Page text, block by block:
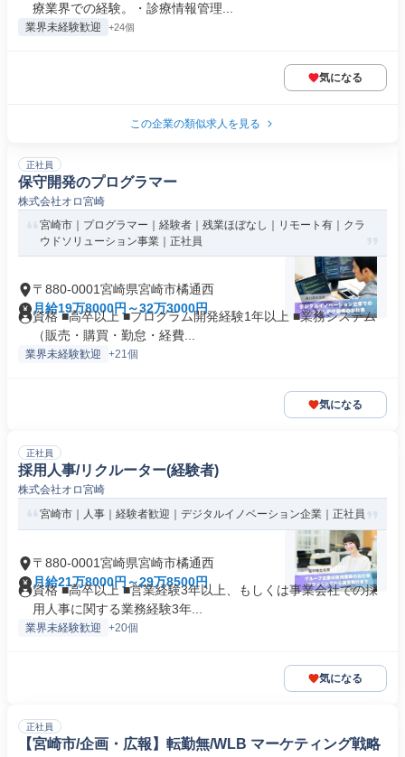
療業界での経験。・診療情報管理...
業界未経験歓迎 +24個
気になる
この企業の類似求人を見る
正社員
保守開発のプログラマー
株式会社オロ宮崎
宮崎市｜プログラマー｜経験者｜残業ほぼなし｜リモート有｜クラ
ウドソリューション事業｜正社員
〒880-0001宮崎県宮崎市橘通西
月給19万8000円～32万3000円
資格 ■高卒以上 ■プログラム開発経験1年以上 ■業務システム
（販売・購買・勤怠・経費...
業界未経験歓迎 +21個
気になる
正社員
採用人事/リクルーター(経験者)
株式会社オロ宮崎
宮崎市｜人事｜経験者歓迎｜デジタルイノベーション企業｜正社員
〒880-0001宮崎県宮崎市橘通西
月給21万8000円～29万8500円
資格 ■高卒以上 ■営業経験3年以上、もしくは事業会社での採
用人事に関する業務経験3年...
業界未経験歓迎 +20個
気になる
正社員
【宮崎市/企画・広報】転勤無/WLB マーケティング戦略